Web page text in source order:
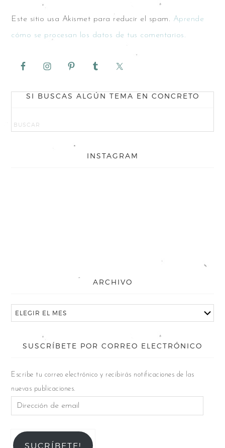
Este sitio usa Akismet para reducir el spam. Aprende
cómo se procesan los datos de tus comentarios.
SI BUSCAS ALGÚN TEMA EN CONCRETO
INSTAGRAM
ARCHIVO
SUSCRÍBETE POR CORREO ELECTRÓNICO
Escribe tu correo electrónico y recibirás notificaciones de las
nuevas publicaciones.
SUCRÍBETE!